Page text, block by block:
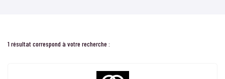
1 résultat correspond à votre recherche :